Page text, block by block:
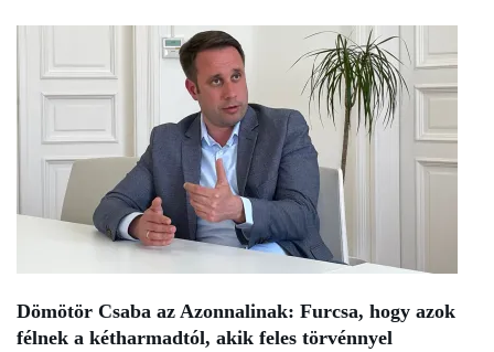
Dömötör Csaba az Azonnalinak: Furcsa, hogy azok
félnek a kétharmadtól, akik feles törvénnyel